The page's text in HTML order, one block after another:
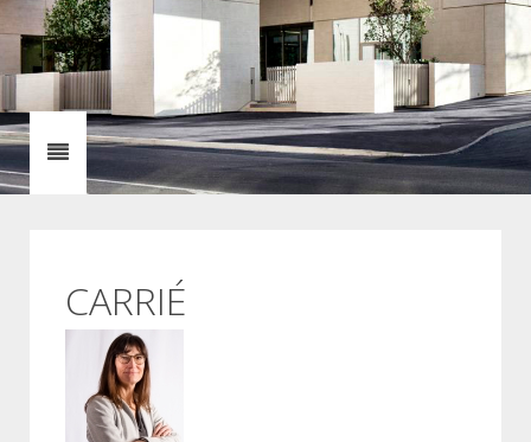
CARRIÉ